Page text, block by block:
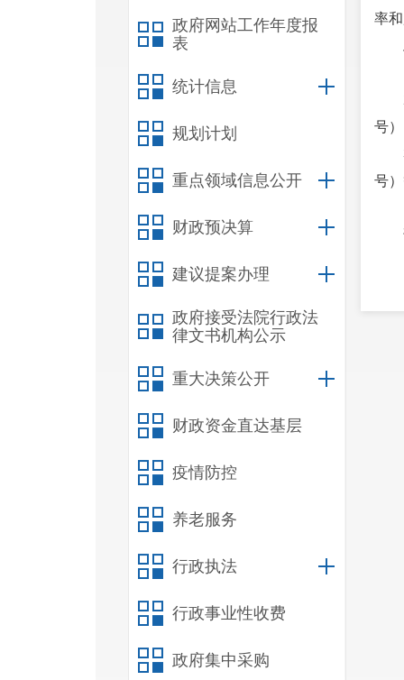
政府网站工作年度报
表
统计信息
规划计划
重点领域信息公开
财政预决算
建议提案办理
政府接受法院行政法
律文书机构公示
重大决策公开
财政资金直达基层
疫情防控
养老服务
行政执法
行政事业性收费
政府集中采购
率
号
号
事